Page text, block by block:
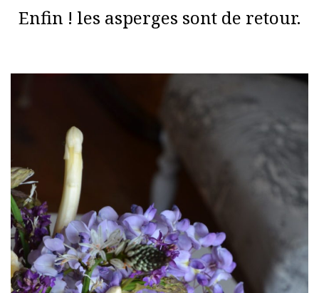
Enfin ! les asperges sont de retour.